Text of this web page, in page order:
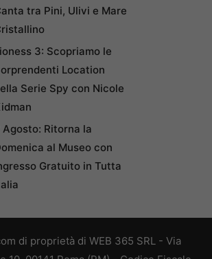
tra Pini, Ulivi e Mare
3: Scopriamo le
Location
Serie Spy con Nicole
Agosto: Ritorna la
al Museo con
Gratuito in Tutta
di proprietà di WEB 365 SRL - Via